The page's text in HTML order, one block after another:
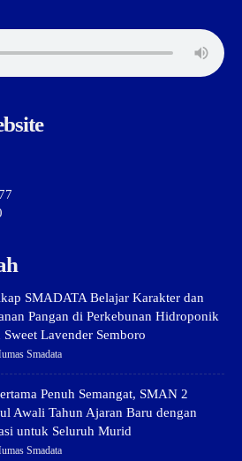
SMADATA Belajar Karakter dan
Pangan di Perkebunan Hidroponik
Lavender Semboro
Smadata
Penuh Semangat, SMAN 2
Awali Tahun Ajaran Baru dengan
untuk Seluruh Murid
Smadata